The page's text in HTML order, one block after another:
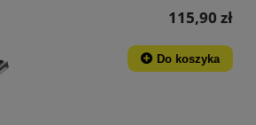
115,90 zł
Do koszyka